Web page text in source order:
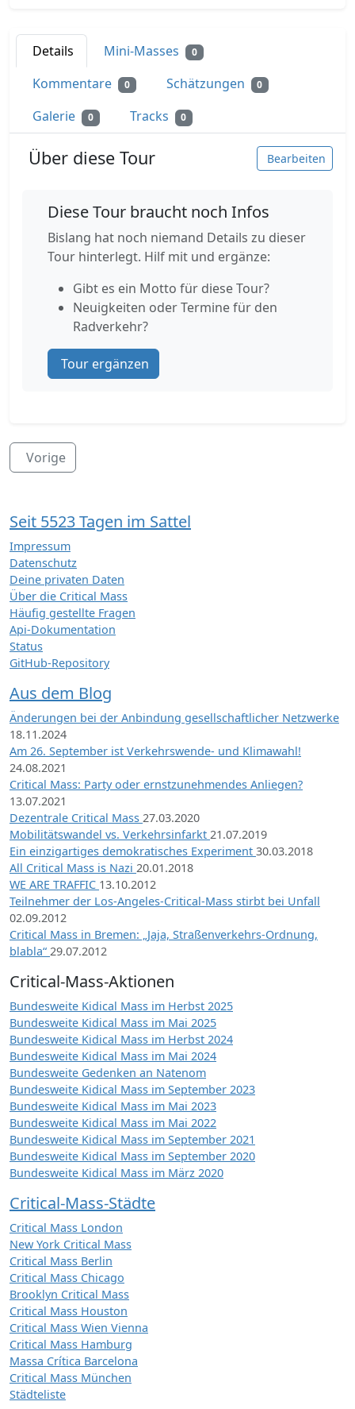
Details Mini-Masses 0
Kommentare 0 Schätzungen 0
Galerie 0 Tracks 0
Über diese Tour Bearbeiten
Diese Tour braucht noch Infos
Bislang hat noch niemand Details zu dieser
Tour hinterlegt. Hilf mit und ergänze:
Gibt es ein Motto für diese Tour?
Neuigkeiten oder Termine für den
Radverkehr?
Tour ergänzen
Vorige
Seit 5523 Tagen im Sattel
Impressum
Datenschutz
Deine privaten Daten
Über die Critical Mass
Häufig gestellte Fragen
Api-Dokumentation
Status
GitHub-Repository
Aus dem Blog
Änderungen bei der Anbindung gesellschaftlicher Netzwerke
18.11.2024
Am 26. September ist Verkehrswende- und Klimawahl!
24.08.2021
Critical Mass: Party oder ernstzunehmendes Anliegen?
13.07.2021
Dezentrale Critical Mass 27.03.2020
Mobilitätswandel vs. Verkehrsinfarkt 21.07.2019
Ein einzigartiges demokratisches Experiment 30.03.2018
All Critical Mass is Nazi 20.01.2018
WE ARE TRAFFIC 13.10.2012
Teilnehmer der Los-Angeles-Critical-Mass stirbt bei Unfall
02.09.2012
Critical Mass in Bremen: „Jaja, Straßenverkehrs-Ordnung,
blabla“ 29.07.2012
Critical-Mass-Aktionen
Bundesweite Kidical Mass im Herbst 2025
Bundesweite Kidical Mass im Mai 2025
Bundesweite Kidical Mass im Herbst 2024
Bundesweite Kidical Mass im Mai 2024
Bundesweite Gedenken an Natenom
Bundesweite Kidical Mass im September 2023
Bundesweite Kidical Mass im Mai 2023
Bundesweite Kidical Mass im Mai 2022
Bundesweite Kidical Mass im September 2021
Bundesweite Kidical Mass im September 2020
Bundesweite Kidical Mass im März 2020
Critical-Mass-Städte
Critical Mass London
New York Critical Mass
Critical Mass Berlin
Critical Mass Chicago
Brooklyn Critical Mass
Critical Mass Houston
Critical Mass Wien Vienna
Critical Mass Hamburg
Massa Crítica Barcelona
Critical Mass München
Städteliste